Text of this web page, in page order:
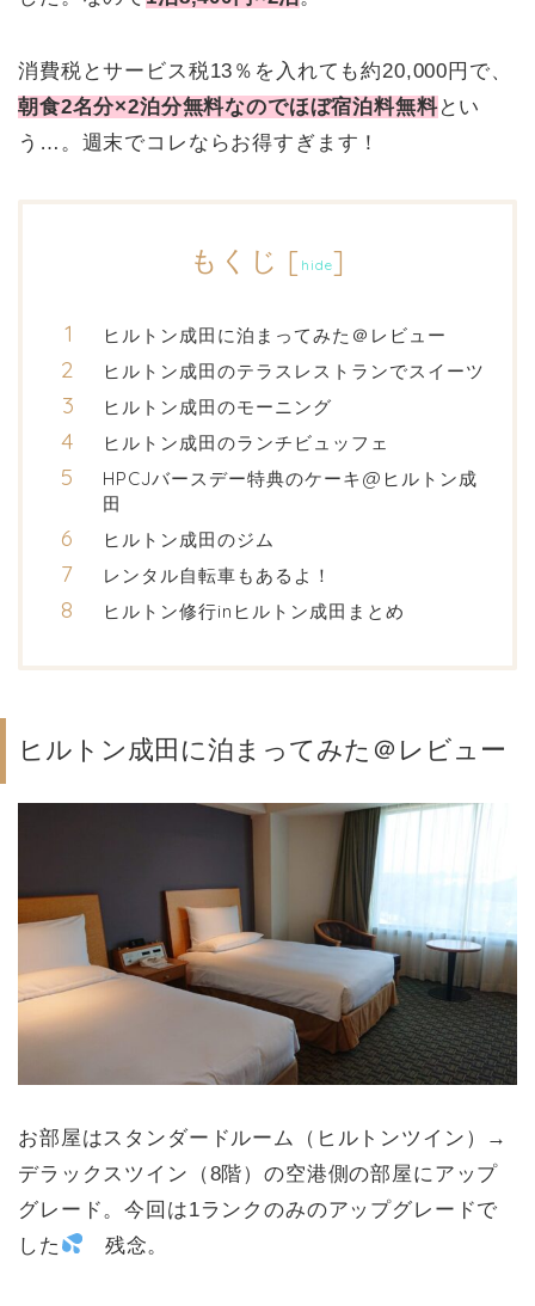
消費税とサービス税13％を入れても約20,000円で、
朝食2名分×2泊分無料なのでほぼ宿泊料無料とい
う…。週末でコレならお得すぎます！
もくじ [ hide]
ヒルトン成田に泊まってみた＠レビュー
ヒルトン成田のテラスレストランでスイーツ
ヒルトン成田のモーニング
ヒルトン成田のランチビュッフェ
HPCJバースデー特典のケーキ@ヒルトン成
田
ヒルトン成田のジム
レンタル自転車もあるよ！
ヒルトン修行inヒルトン成田まとめ
ヒルトン成田に泊まってみた＠レビュー
お部屋はスタンダードルーム（ヒルトンツイン）→
デラックスツイン（8階）の空港側の部屋にアップ
グレード。今回は1ランクのみのアップグレードで
した
残念。